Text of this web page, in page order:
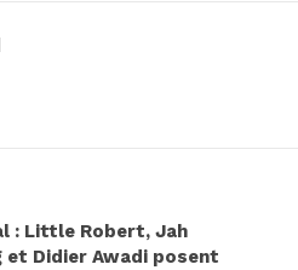
: Little Robert, Jah
et Didier Awadi posent